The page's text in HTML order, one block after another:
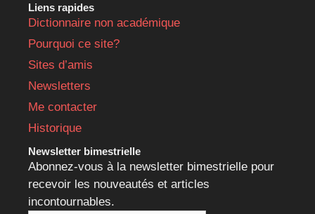
Liens rapides
Dictionnaire non académique
Pourquoi ce site?
Sites d’amis
Newsletters
Me contacter
Historique
Newsletter bimestrielle
Abonnez-vous à la newsletter bimestrielle pour
recevoir les nouveautés et articles
incontournables.